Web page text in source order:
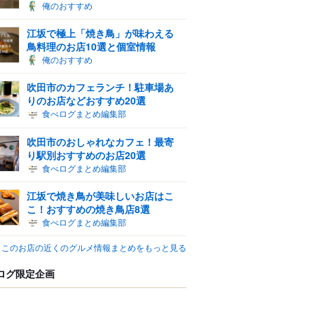
俺のおすすめ
江坂で極上「焼き鳥」が味わえる
鳥料理のお店10選と個室情報
俺のおすすめ
吹田市のカフェランチ！駐車場あ
りのお店などおすすめ20選
食べログまとめ編集部
吹田市のおしゃれなカフェ！最寄
り駅別おすすめのお店20選
食べログまとめ編集部
江坂で焼き鳥が美味しいお店はこ
こ！おすすめの焼き鳥店8選
食べログまとめ編集部
このお店の近くのグルメ情報まとめをもっと見る
グ限定企画